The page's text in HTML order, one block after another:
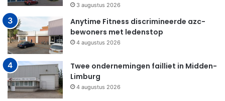
3 augustus 2026
Anytime Fitness discrimineerde azc-
bewoners met ledenstop
4 augustus 2026
Twee ondernemingen failliet in Midden-
Limburg
4 augustus 2026